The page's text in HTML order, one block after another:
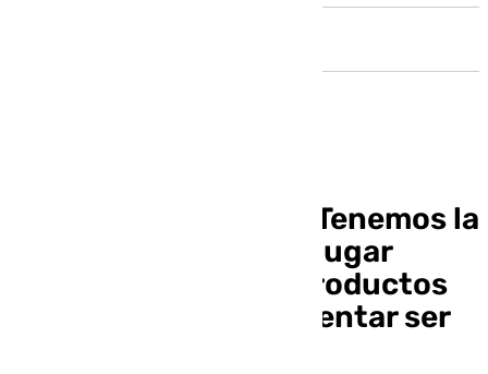
José Carlos García: “Tenemos la
suerte de vivir en un lugar
extraordinario con productos
que nos permiten intentar ser